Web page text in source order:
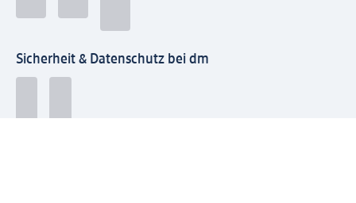
Sicherheit & Datenschutz bei dm